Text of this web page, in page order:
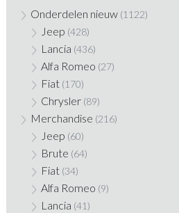
Onderdelen nieuw (1122)
Jeep (428)
Lancia (436)
Alfa Romeo (27)
Fiat (170)
Chrysler (89)
Merchandise (216)
Jeep (60)
Brute (64)
Fiat (34)
Alfa Romeo (9)
Lancia (41)